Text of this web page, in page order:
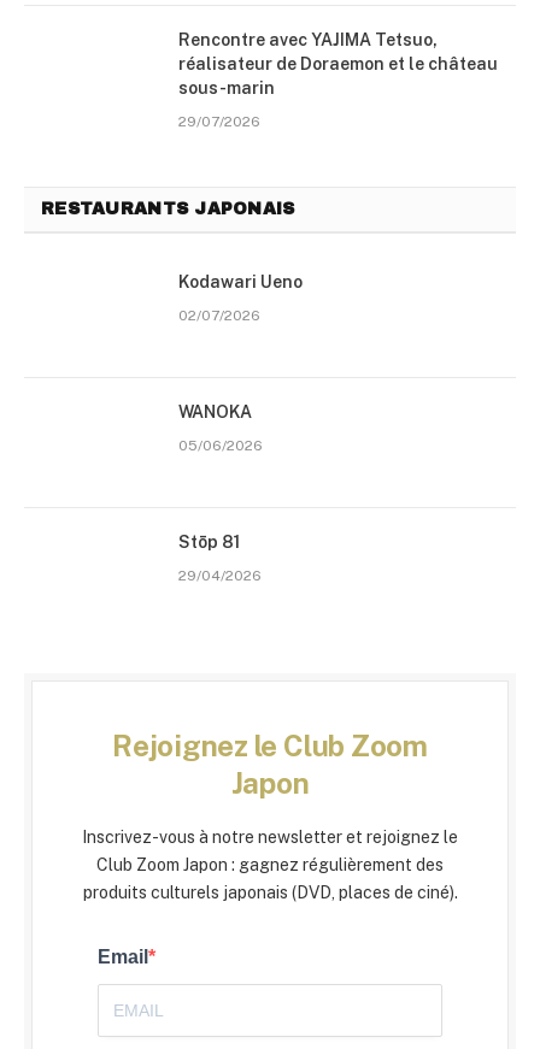
Rencontre avec YAJIMA Tetsuo,
réalisateur de Doraemon et le château
sous-marin
29/07/2026
RESTAURANTS JAPONAIS
Kodawari Ueno
02/07/2026
WANOKA
05/06/2026
Stōp 81
29/04/2026
Rejoignez le Club Zoom
Japon
Inscrivez-vous à notre newsletter et rejoignez le
Club Zoom Japon : gagnez régulièrement des
produits culturels japonais (DVD, places de ciné).
Email